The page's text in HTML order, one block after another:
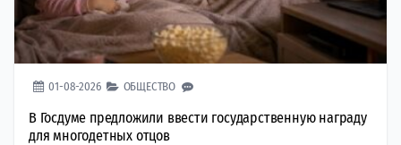
01-08-2026 ОБЩЕСТВО
В Госдуме предложили ввести государственную награду
для многодетных отцов